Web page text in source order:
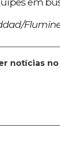
notícias no